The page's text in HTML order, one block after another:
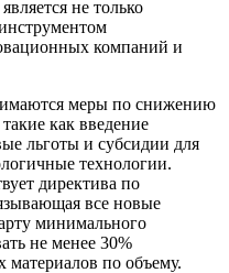
не только
компаний и
меры по снижению
как введение
льготы и субсидии для
технологии.
директива по
все новые
минимального
не менее 30%
материалов по объему.